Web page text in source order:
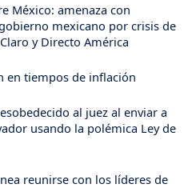
México: amenaza con
mexicano por crisis de
y Directo América
en tiempos de inflación
al juez al enviar a
usando la polémica Ley de
reunirse con los líderes de